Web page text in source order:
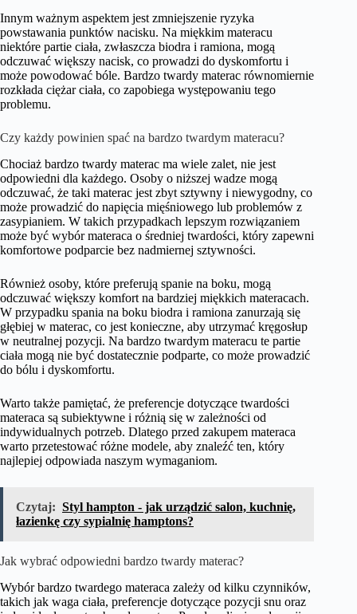
Innym ważnym aspektem jest zmniejszenie ryzyka
powstawania punktów nacisku. Na miękkim materacu
niektóre partie ciała, zwłaszcza biodra i ramiona, mogą
odczuwać większy nacisk, co prowadzi do dyskomfortu i
może powodować bóle. Bardzo twardy materac równomiernie
rozkłada ciężar ciała, co zapobiega występowaniu tego
problemu.
Czy każdy powinien spać na bardzo twardym materacu?
Chociaż bardzo twardy materac ma wiele zalet, nie jest
odpowiedni dla każdego. Osoby o niższej wadze mogą
odczuwać, że taki materac jest zbyt sztywny i niewygodny, co
może prowadzić do napięcia mięśniowego lub problemów z
zasypianiem. W takich przypadkach lepszym rozwiązaniem
może być wybór materaca o średniej twardości, który zapewni
komfortowe podparcie bez nadmiernej sztywności.
Również osoby, które preferują spanie na boku, mogą
odczuwać większy komfort na bardziej miękkich materacach.
W przypadku spania na boku biodra i ramiona zanurzają się
głębiej w materac, co jest konieczne, aby utrzymać kręgosłup
w neutralnej pozycji. Na bardzo twardym materacu te partie
ciała mogą nie być dostatecznie podparte, co może prowadzić
do bólu i dyskomfortu.
Warto także pamiętać, że preferencje dotyczące twardości
materaca są subiektywne i różnią się w zależności od
indywidualnych potrzeb. Dlatego przed zakupem materaca
warto przetestować różne modele, aby znaleźć ten, który
najlepiej odpowiada naszym wymaganiom.
Czytaj: Styl hampton - jak urządzić salon, kuchnię,
łazienkę czy sypialnię hamptons?
Jak wybrać odpowiedni bardzo twardy materac?
Wybór bardzo twardego materaca zależy od kilku czynników,
takich jak waga ciała, preferencje dotyczące pozycji snu oraz